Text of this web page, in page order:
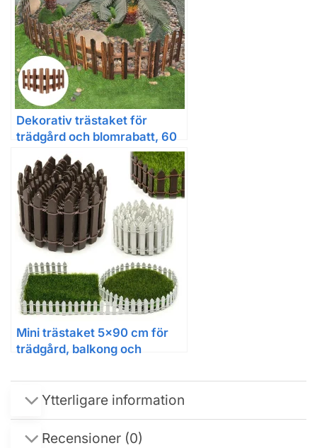
Dekorativ trästaket för
trädgård och blomrabatt, 60
Mini trästaket 5×90 cm för
trädgård, balkong och
Ytterligare information
Recensioner (0)